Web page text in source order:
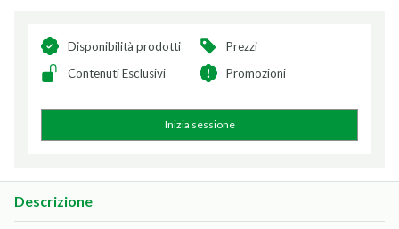
Disponibilità prodotti
Prezzi
Contenuti Esclusivi
Promozioni
Inizia sessione
Descrizione